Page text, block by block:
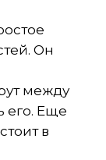
Он
между
его. Еще
в